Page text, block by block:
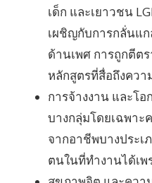
เด็ก และเยาวชน
เผชิญกับการกลั่นแก
ด้านเพศ การถูกตีต
หลักสูตรที่สื่อถึงควา
การจ้างงาน และโ
บางกลุ่มโดยเฉพาะ
จากอาชีพบางประเ
ตนในที่ทำงานได้เพ